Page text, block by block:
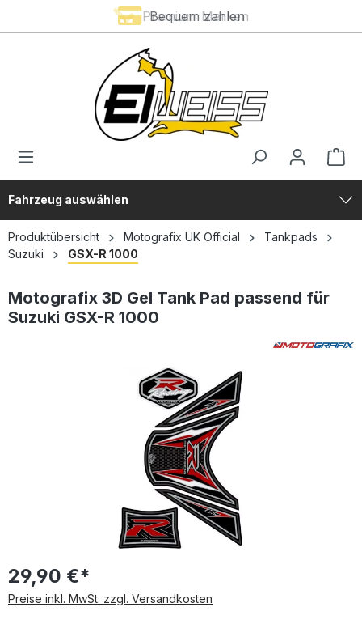
Premium Marken
Bequem zahlen
Fahrzeug auswählen
Produktübersicht Motografix UK Official
Tankpads
Suzuki
GSX-R 1000
Motografix 3D Gel Tank Pad passend für
Suzuki GSX-R 1000
Bildergalerie überspringen
29,90 €*
Preise inkl. MwSt. zzgl. Versandkosten